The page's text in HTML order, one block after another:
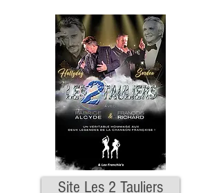
Site Les 2 Tauliers